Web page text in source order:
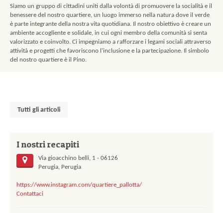
Siamo un gruppo di cittadini uniti dalla volontà di promuovere la socialità e il
benessere del nostro quartiere, un luogo immerso nella natura dove il verde
è parte integrante della nostra vita quotidiana. Il nostro obiettivo è creare un
ambiente accogliente e solidale, in cui ogni membro della comunità si senta
valorizzato e coinvolto. Ci impegniamo a rafforzare i legami sociali attraverso
attività e progetti che favoriscono l'inclusione e la partecipazione. Il simbolo
del nostro quartiere è il Pino.
Tutti gli articoli
I nostri recapiti
Via gioacchino belli, 1 - 06126
Perugia, Perugia
https://www.instagram.com/quartiere_pallotta/
Contattaci